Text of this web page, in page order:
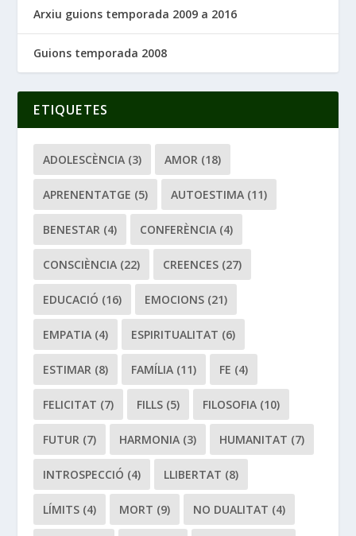
Arxiu guions temporada 2009 a 2016
Guions temporada 2008
ETIQUETES
ADOLESCÈNCIA (3) AMOR (18)
APRENENTATGE (5) AUTOESTIMA (11)
BENESTAR (4) CONFERÈNCIA (4)
CONSCIÈNCIA (22) CREENCES (27)
EDUCACIÓ (16) EMOCIONS (21)
EMPATIA (4) ESPIRITUALITAT (6)
ESTIMAR (8) FAMÍLIA (11) FE (4)
FELICITAT (7) FILLS (5) FILOSOFIA (10)
FUTUR (7) HARMONIA (3) HUMANITAT (7)
INTROSPECCIÓ (4) LLIBERTAT (8)
LÍMITS (4) MORT (9) NO DUALITAT (4)